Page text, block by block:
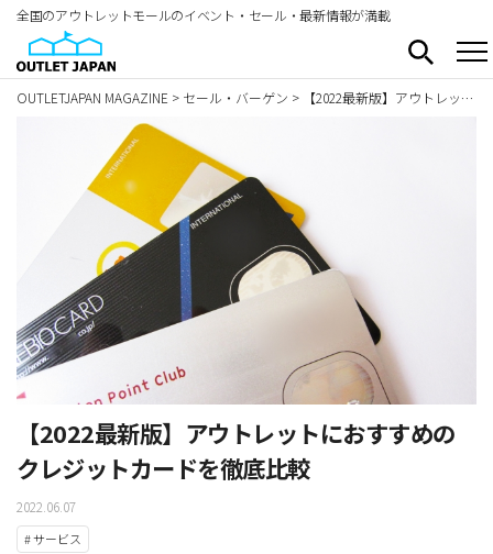
全国のアウトレットモールのイベント・セール・最新情報が満載
OUTLETJAPAN MAGAZINE > セール・バーゲン > 【2022最新版】アウトレットにおすすめのクレジットカードを徹底比較
【2022最新版】アウトレットにおすすめの
クレジットカードを徹底比較
2022.06.07
# サービス